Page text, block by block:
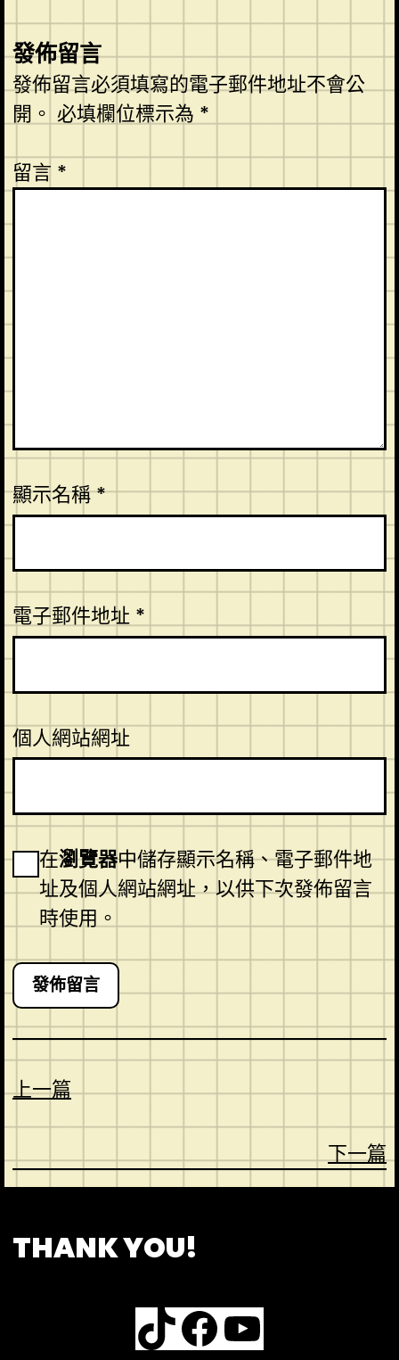
發佈留言
發佈留言必須填寫的電子郵件地址不會公
開。 必填欄位標示為 *
留言 *
顯示名稱*
電子郵件地址 *
個人網站網址
在瀏覽器中儲存顯示名稱、電子郵件地
址及個人網站網址，以供下次發佈留言
時使用。
上一篇
下一篇
THANK YOU!
TikTok Facebook YouTube